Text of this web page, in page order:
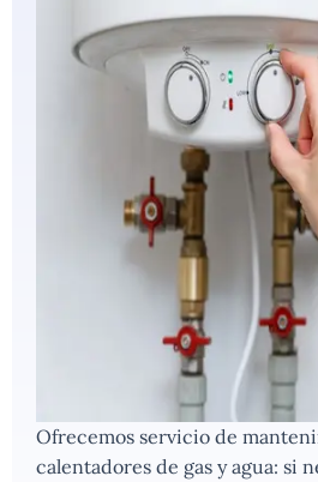
Ofrecemos servicio de
calentadores de gas y agua: si